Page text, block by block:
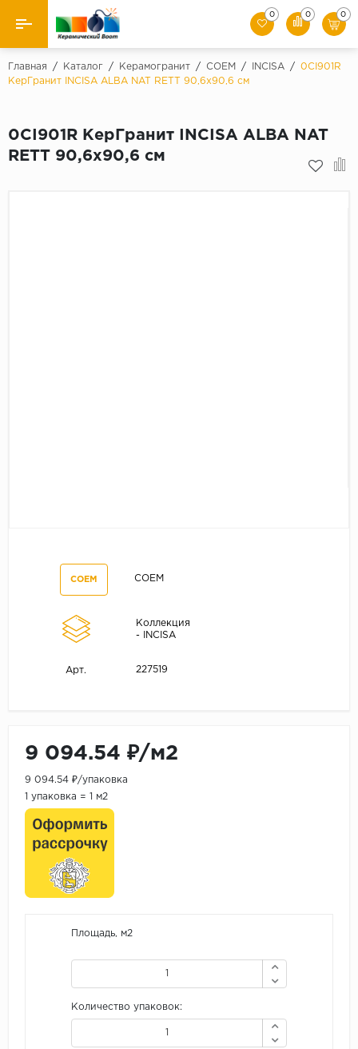
Назад
Керамическая плитка
0 0 0
Главная / Каталог / Керамогранит / COEM / INCISA /
0CI901R
КерГранит INCISA ALBA NAT RETT 90,6x90,6 см
0CI901R КерГранит INCISA ALBA NAT
RETT 90,6x90,6 см
COEM COEM
Коллекция
- INCISA
Арт. 227519
9 094.54 ₽/м2
9 094.54 ₽/упаковка
1 упаковка = 1 м2
Площадь, м2
Количество упаковок: